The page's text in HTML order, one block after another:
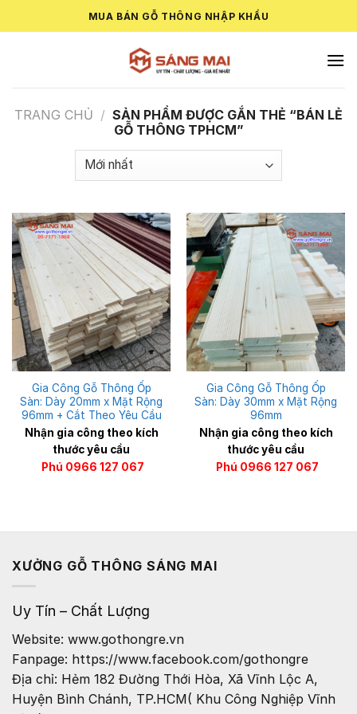
to
MUA BÁN GỖ THÔNG NHẬP KHẨU
TRANG CHỦ / SẢN PHẨM ĐƯỢC GẮN THẺ “BÁN LẺ
GỖ THÔNG TPHCM”
Gia Công Gỗ Thông Ốp
Sàn: Dày 20mm x Mặt Rộng
96mm + Cắt Theo Yêu Cầu
Nhận gia công theo kích
thước yêu cầu
Phú 0966 127 067
Gia Công Gỗ Thông Ốp
Sàn: Dày 30mm x Mặt Rộng
96mm
Nhận gia công theo kích
thước yêu cầu
Phú 0966 127 067
XƯỞNG GỖ THÔNG SÁNG MAI
Uy Tín – Chất Lượng
Website: www.gothongre.vn
Fanpage: https://www.facebook.com/gothongre
Địa chỉ: Hẻm 182 Đường Thới Hòa, Xã Vĩnh Lộc A,
Huyện Bình Chánh, TP.HCM( Khu Công Nghiệp Vĩnh